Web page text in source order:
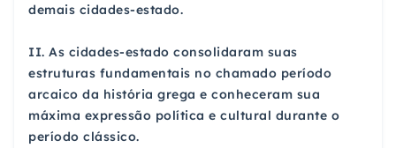
demais cidades-estado.
II. As cidades-estado consolidaram suas
estruturas fundamentais no chamado período
arcaico da história grega e conheceram sua
máxima expressão política e cultural durante o
período clássico.